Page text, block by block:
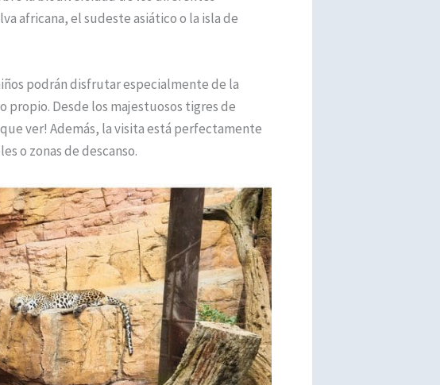
africana, el sudeste asiático o la isla de
podrán disfrutar especialmente de la
propio. Desde los majestuosos tigres de
ver! Además, la visita está perfectamente
o zonas de descanso.